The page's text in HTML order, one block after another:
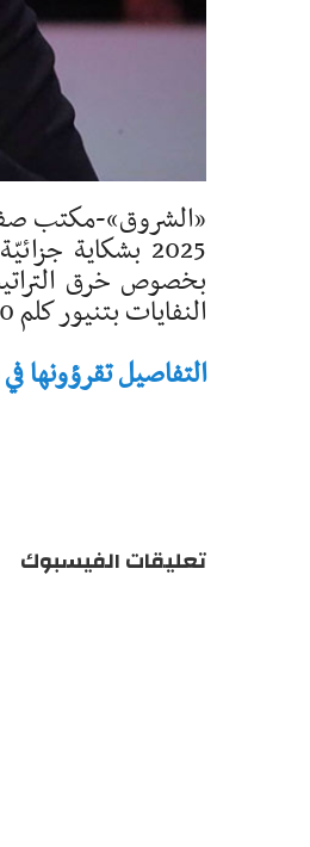
بخصوص خرق
النفايات بتنيور كلم 20. وذكرت النائبة ضمن نصّ عريضة الشكوى:" ...
التفاصيل تقرؤونها في
تعليقات الفيسبوك